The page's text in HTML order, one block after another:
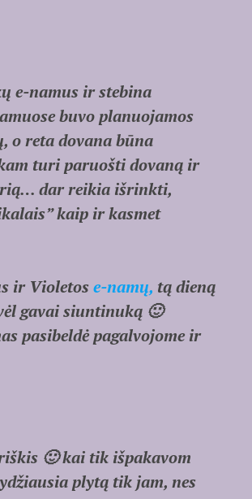
e-namus ir stebina
buvo planuojamos
o reta dovana būna
turi paruošti dovaną ir
dar reikia išrinkti,
kaip ir kasmet
ir Violetose-namų, tą dieną
gavai siuntinuką 🙂
pasibeldė pagalvojome ir
🙂 kai tik išpakavom
plytą tik jam, nes